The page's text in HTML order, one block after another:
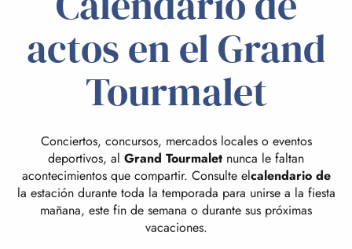
actos en el Grand
Tourmalet
Conciertos, concursos, mercados locales o eventos
deportivos, al Grand Tourmalet nunca le faltan
acontecimientos que compartir. Consulte elcalendario de
la estación durante toda la temporada para unirse a la fiesta
mañana, este fin de semana o durante sus próximas
vacaciones.